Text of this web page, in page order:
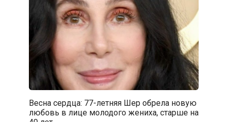
Весна сердца: 77-летняя Шер обрела новую
любовь в лице молодого жениха, старше на